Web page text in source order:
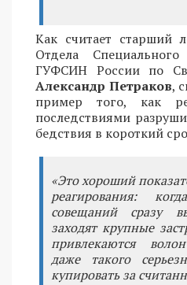
Как считает старший
Отдела
ГУФСИН России по
Александр Петраков,
пример того, как
последствиями
бедствия в короткий
«Это хороший
реагирования:
совещаний сразу
заходят крупные
привлекаются
даже такого
купировать за